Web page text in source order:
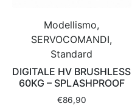
Modellismo,
SERVOCOMANDI,
Standard
DIGITALE HV BRUSHLESS
60KG – SPLASHPROOF
€86,90